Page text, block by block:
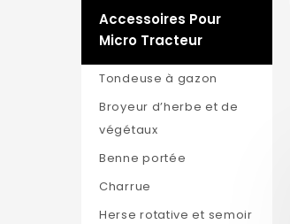
Accessoires Pour
Micro Tracteur
Tondeuse à gazon
Broyeur d’herbe et de
végétaux
Benne portée
Charrue
Herse rotative et semoir